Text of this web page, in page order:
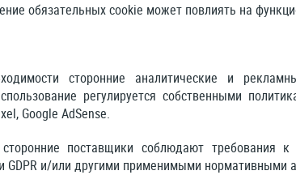
обязательных cookie может повлиять на
сторонние аналитические и
регулируется собственными
Google AdSense.
поставщики соблюдают требования
GDPR и/или другими применимыми нормативными